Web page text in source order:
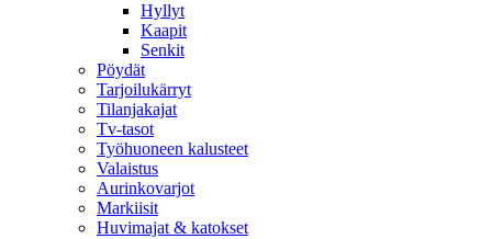
Hyllyt
Kaapit
Senkit
Pöydät
Tarjoilukärryt
Tilanjakajat
Tv-tasot
Työhuoneen kalusteet
Valaistus
Aurinkovarjot
Markiisit
Huvimajat & katokset